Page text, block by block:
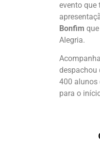
evento que
Bonfim
Alegria.
despachou
400 alunos
para o